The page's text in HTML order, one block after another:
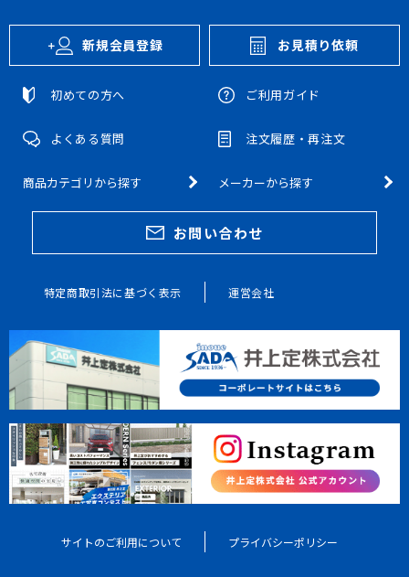
新規会員登録 お見積り依頼
初めての方へ ご利用ガイド
よくある質問 注文履歴・再注文
商品カテゴリから探す メーカーから探す
お問い合わせ
特定商取引法に基づく表示 運営会社
サイトのご利用について プライバシーポリシー